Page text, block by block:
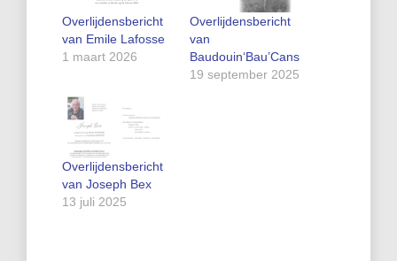
Overlijdensbericht
van Emile Lafosse
1 maart 2026
Overlijdensbericht
van
Baudouin‘Bau’Cans
19 september 2025
Overlijdensbericht
van Joseph Bex
13 juli 2025